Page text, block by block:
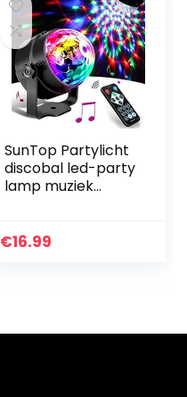
SunTop Partylicht
discobal led-party
lamp muziek
licht, feestlicht
€16.99